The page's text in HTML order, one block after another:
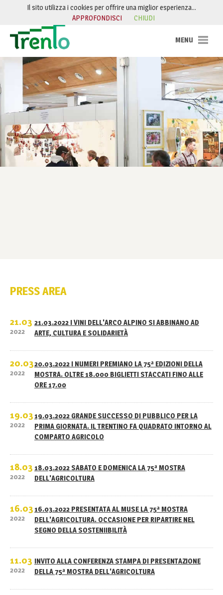
Salta al contenuto
PRESS AREA
21.03
2022
21.03.2022 I VINI DELL'ARCO ALPINO SI ABBINANO AD
ARTE, CULTURA E SOLIDARIETÀ
20.03
2022
20.03.2022 I NUMERI PREMIANO LA 75ª EDIZIONI DELLA
MOSTRA. OLTRE 18.000 BIGLIETTI STACCATI FINO ALLE
ORE 17.00
19.03
2022
19.03.2022 GRANDE SUCCESSO DI PUBBLICO PER LA
PRIMA GIORNATA. IL TRENTINO FA QUADRATO INTORNO AL
COMPARTO AGRICOLO
18.03
2022
18.03.2022 SABATO E DOMENICA LA 75ª MOSTRA
DELL'AGRICOLTURA
16.03
2022
16.03.2022 PRESENTATA AL MUSE LA 75ª MOSTRA
DELL'AGRICOLTURA. OCCASIONE PER RIPARTIRE NEL
SEGNO DELLA SOSTENIIBILITÀ
11.03
2022
INVITO ALLA CONFERENZA STAMPA DI PRESENTAZIONE
DELLA 75ª MOSTRA DELL'AGRICOLTURA
Il sito utilizza i cookies per offrire una miglior esperienza…
APPROFONDISCI
CHIUDI